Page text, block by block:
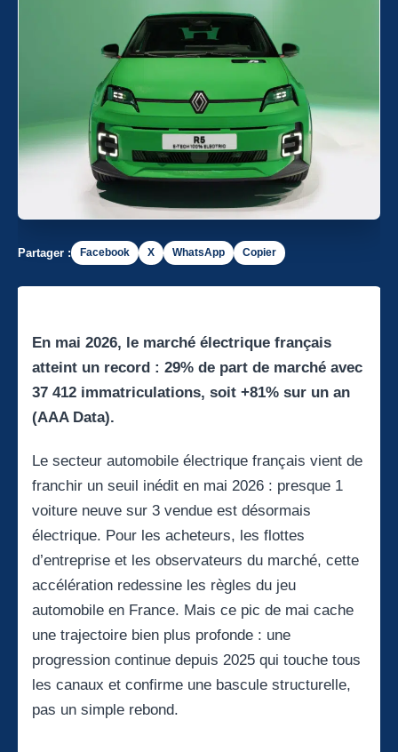
Partager : Facebook X WhatsApp Copier
En mai 2026, le marché électrique français
atteint un record : 29% de part de marché avec
37 412 immatriculations, soit +81% sur un an
(AAA Data).
Le secteur automobile électrique français vient de
franchir un seuil inédit en mai 2026 : presque 1
voiture neuve sur 3 vendue est désormais
électrique. Pour les acheteurs, les flottes
d’entreprise et les observateurs du marché, cette
accélération redessine les règles du jeu
automobile en France. Mais ce pic de mai cache
une trajectoire bien plus profonde : une
progression continue depuis 2025 qui touche tous
les canaux et confirme une bascule structurelle,
pas un simple rebond.